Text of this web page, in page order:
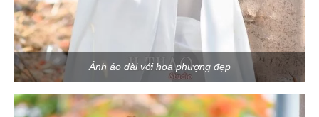
Ảnh áo dài với hoa phượng đẹp